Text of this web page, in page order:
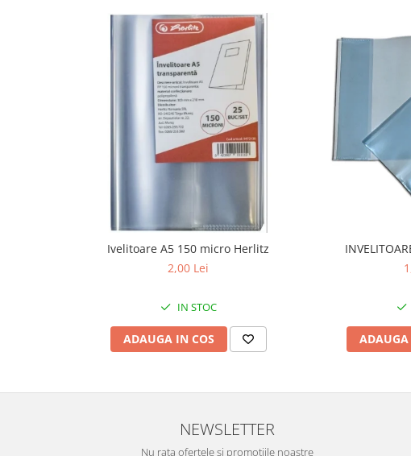
Ivelitoare A5 150 micro Herlitz
2,00 Lei
IN STOC
ADAUGA IN COS ADAUGA
NEWSLETTER
Nu rata ofertele si promotiile noastre